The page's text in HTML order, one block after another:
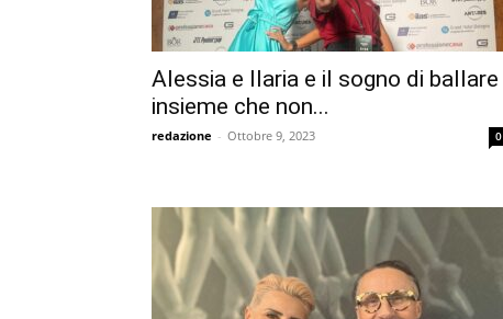
Alessia e Ilaria e il sogno di ballare
insieme che non...
redazione - Ottobre 9, 2023 0